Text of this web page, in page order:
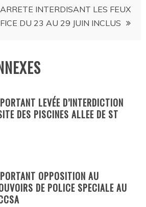
INTERDISANT LES FEUX
DU 23 AU 29 JUIN INCLUS
LEVÉE D’INTERDICTION
DES PISCINES ALLEE DE ST
OPPOSITION AU
DE POLICE SPECIALE AU